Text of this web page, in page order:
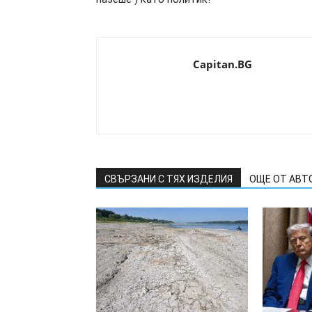
Capitan.BG
СВЪРЗАНИ С ТЯХ ИЗДЕЛИЯ ОЩЕ ОТ